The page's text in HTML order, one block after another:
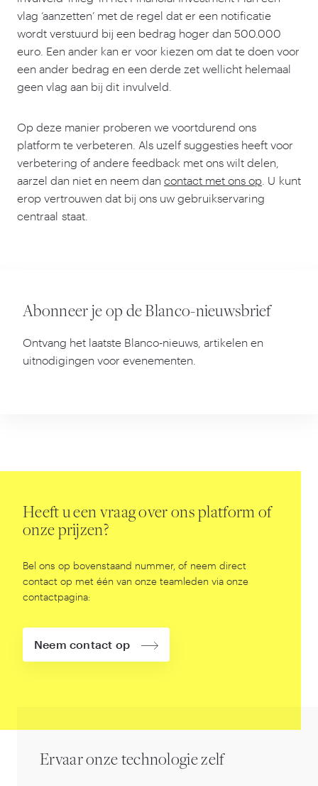
vlag ‘aanzetten’ met de regel dat er een notificatie
wordt verstuurd bij een bedrag hoger dan 500 000
euro. Een ander kan er voor kiezen om dat te doen voor
een ander bedrag en een derde zet wellicht helemaal
geen vlag aan bij dit invulveld.
Op deze manier proberen we voortdurend ons
platform te verbeteren. Als uzelf suggesties heeft voor
verbetering of andere feedback met ons wilt delen,
aarzel dan niet en neem dan contact met ons op . U kunt
erop vertrouwen dat bij ons uw gebruikservaring
centraal staat.
Abonneer je op de Blanco-nieuwsbrief
Ontvang het laatste Blanco-nieuws, artikelen en
uitnodigingen voor evenementen.
Heeft u een vraag over ons platform of
onze prijzen?
Bel ons op bovenstaand nummer, of neem direct
contact op met één van onze teamleden via onze
contactpagina:
Neem contact op
Ervaar onze technologie zelf